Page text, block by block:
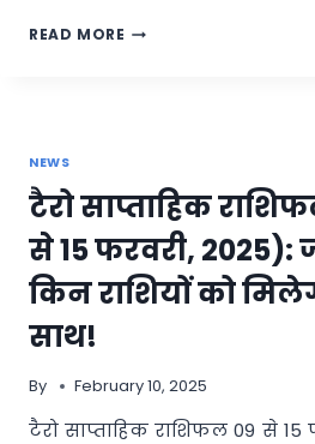
READ MORE शनि-
राशियों
को
कदम-
कदम
पर
उठानी
मुश्किलें!
NEWS
टैरो साप्ताहिक
से 15 फरवरी, 2025):
किन राशियों को
साथ!
By February 10, 2025
टैरो साप्ताहिक राशिफल 09 से 15